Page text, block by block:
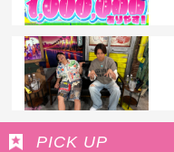
PICK UP